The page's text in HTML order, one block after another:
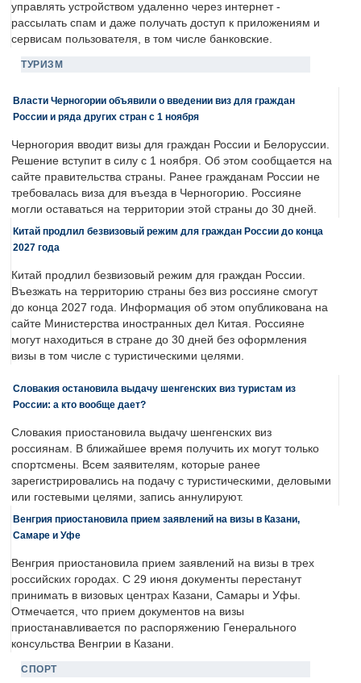
управлять устройством удаленно через интернет -
рассылать спам и даже получать доступ к приложениям и
сервисам пользователя, в том числе банковские.
ТУРИЗМ
Власти Черногории объявили о введении виз для граждан
России и ряда других стран с 1 ноября
Черногория вводит визы для граждан России и Белоруссии.
Решение вступит в силу с 1 ноября. Об этом сообщается на
сайте правительства страны. Ранее гражданам России не
требовалась виза для въезда в Черногорию. Россияне
могли оставаться на территории этой страны до 30 дней.
Китай продлил безвизовый режим для граждан России до конца
2027 года
Китай продлил безвизовый режим для граждан России.
Въезжать на территорию страны без виз россияне смогут
до конца 2027 года. Информация об этом опубликована на
сайте Министерства иностранных дел Китая. Россияне
могут находиться в стране до 30 дней без оформления
визы в том числе с туристическими целями.
Словакия остановила выдачу шенгенских виз туристам из
России: а кто вообще дает?
Словакия приостановила выдачу шенгенских виз
россиянам. В ближайшее время получить их могут только
спортсмены. Всем заявителям, которые ранее
зарегистрировались на подачу с туристическими, деловыми
или гостевыми целями, запись аннулируют.
Венгрия приостановила прием заявлений на визы в Казани,
Самаре и Уфе
Венгрия приостановила прием заявлений на визы в трех
российских городах. С 29 июня документы перестанут
принимать в визовых центрах Казани, Самары и Уфы.
Отмечается, что прием документов на визы
приостанавливается по распоряжению Генерального
консульства Венгрии в Казани.
СПОРТ